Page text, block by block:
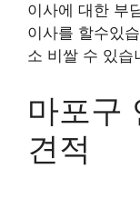
이사에 대한 부
이사를 할수있
소 비쌀 수 있습
마포구
견적